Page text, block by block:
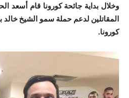
وخلال بداية جائحة كورونا قام أسعد
المقاتلين لدعم حملة سمو الشيخ
كورونا.